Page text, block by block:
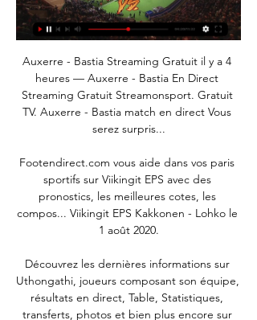
Auxerre - Bastia Streaming Gratuit il y a 4 heures — Auxerre - Bastia En Direct Streaming Gratuit Streamonsport. Gratuit TV. Auxerre - Bastia match en direct Vous serez surpris...

Footendirect.com vous aide dans vos paris sportifs sur Viikingit EPS avec des pronostics, les meilleures cotes, les compos... Viikingit EPS Kakkonen - Lohko le 1 août 2020.

Découvrez les dernières informations sur Uthongathi, joueurs composant son équipe, résultats en direct, Table, Statistiques, transferts, photos et bien plus encore sur BeSoccer

[LIVE] Suivez le score Yenisey Krasnoyarsk Ska-Khabarovsk en direct et résultat du match avec notre Livescore Football. Match de 1ère Division joué le 12/04/20 10:00.

Voir les infographies pour AS Nancy Lorraine vs Gazelec Ajaccio - Sporticos.com - statistiques footballistiques sous forme d'infographies. Plus de 60 championnats du monde entier

Auxerre - Bastia scores en direct, face-à-face et compositions Aucune chaine n'a été votée pour le pays sélectionné. Infos du match. Date et heure 24/02/2024 10:00. Stade Stade de l'Abbe-Deschamps. Localisation.

AJ Auxerre vs Bastia En direct Explorez les statistiques de AJ Auxerre vs Bastia live sur AiScore - Nous mettons à jour les numéros de cette page chaque seconde du jeu.

Toutes les bonnes adresses d'Associations / Divers à Labastide-Villefranche et liste des communes voisines, ( page 1) et près de chez vous. Retrouvez facilement les sites internet de l'activité d'association Autre de la catégorie Informations & Services page 1.

Les 25 premières villes du classement exclusif de L'Express pour la qualité de vie en 2018. L'Express. La réponse est simple : ces métropoles sont victimes de leur taille, mais surtout de leur.

tÉlÉcharges l'application officielle du saint jean de luz olympique. actualitÉs, calendrier, rÉsultats, match en direct. 1 2 photo officielle - saison 2019/2020. 06/09/2019

Quel que soit votre sport favori Carrefour Spectacles vous propose la place qu'il vous faut pour tous les championnats. Ne faites plus la queue devant le Stade de France pour assister à un match de foot ou une rencontre de rugby d'envergure internationale. Assistez, à la meilleure place, aux événements sportifs exceptionnels de l'Orange Vélodrome, ou autre lieu sportif.

En Direct / Live : Naples – Paris Saint-Germain, Ligue des champions de l’UEFA – 6 novembre 2018 à 19:00 . Ligue des champions de l’UEFA – Suivez en direct / live commenté la rencontre.

Bastia SC - Auxerre : Sur quelle chaine, à quelle heure Bastia SC - Auxerre est à suivre sur le direct Ligue 2 à partir de 19:00. Comment suivre le match sur Prime VidéoRegarder le match sur Prime Vidéo n'a jamais ...

Le RB Leipzig. Gúlacsi (5): Soirée LDC tranquille. Puis João Félix est rentré. Halstenberg (6): Savic a bien essayé de l’assommer. En vain. Upamecano (7): Red Bull donne des ailes… même aux défenseurs centraux. Klostermann (5) : Le tacle de trop qui vient gâcher son match.

2020-5-19 · L'université du Costa Rica (en espagnol : Universidad de Costa Rica ou UCR) est une université publique de la République du Costa Rica, en Amérique centrale, fondée en 1940 [1].Le campus le plus important Ciudad Universitaria Rodrigo Facio, est situé à San Pedro, dans la province de San José.C'est le plus ancien établissement universitaire costaricien [2] et environ 39 000 étudiants.

Accédez aux radios en direct. Écouter toutes les stations FM de France en live maintenant sur votre ordinateur, tablette et smartphone. ECOUTER LA RADIO ; TOP 15 radios ; BLOG . Les radios les plus écoutées. Émissions-débats. Écouter RMC en direct. 4809522. Culture et histoire. Écouter France Inter en direct . 2840271. Chansons d'amour. Écouter Chérie FM en direct. 1571327. Hits.

Entre granit, calcaire et bois orné, la ville de Rennes se dessine pour vous faire vivre jour après jour les splendeurs d’hier et d’aujourd’hui. N'oubliez pas les événements sportifs Si on apprécie Rennes pour les matchs de football du Stade Rennais au Roazhon Park, la capitale bretonne n’est pas en reste lorsqu’il s’agit d’autres sports.

Ci-dessous nous vous proposons la prédiction pour le match de football Le Mans - Stade Lavallois, valable pour le championnat/coupe National, joué sur le 10/11/2018 jour.

À un jour de la demi-finale contre l’Olympique lyonnais (mercredi, 21h), le Bayern Munich récupère des forces. Le club bavarois peut compter sur le retour de Benjamin Pavard, présent à l.

OGC Nice Stade Brestois 29 résultats en direct (et la vidéo diffusion en direct streaming en ligne*) commence sur 21.2.2020. à 18:00 heure locale au Allianz Riviera stade, Nice, France dans Ligue 1 - …

Bastia SC - Auxerre : Sur quelle chaîne TV et à 25 nov. 2023 — Ce duel sera à suivre en direct à la télévision et Foot National vous dévoile dès maintenant où suivre ce match entre Bastia SC et Auxerre. La ...

Ces oppositions se déroulent en match à élimination directe, sur le terrain de l'équipe la mieux classée à l'issue de la phase qualificative. Les équipes vainqueurs des barrages sont qualifiées pour les 16e de finale du Championnat de France.

Manchester United, un « démon » du ballon rond ? Fondé en 1878, ce club aujourd’hui très populaire comptabilise un nombre de supporters et de trophées éloquent. Ses victoires nombreuses ont été remportées lors de championnats aussi prestigieux que variés : Coupe d’Angleterre, Coupe de la Ligue, Ligue des Champions, UEFA, Coupe du.

Photosmania un site pour les passionnés de photos, photographe professionnel, Bruno Collin vous invite à regarder ses photos.Son style photographique

(Télévision sportive-) regarder AJ Auxerre SC Bastia en dire il y a 3 heures — (Télévision sportive-) regarder AJ Auxerre SC Bastia en direct gratuit Auxerre - Bastia match en direct Live du Samedi 24 février 24/02/2024 ...

Bastia ⚽ match en direct à la TV • programme TV Foot Bastia calendrier. samedi 24 février 2024. ⚽ Foot • Ligue 2 sur L'Equipe. Auxerre / Bastia. Auxerre. Bastia. DIRECT. 19h00. L'Equipe. samedi 2 mars 2024. ⚽ ...

Acheter nos leggins fitness et pantalons de sport femme Roxy. Pour acheter nos shorts, leggings et pantalons de sport femme pas cher rendez-vous à la rubrique "Bons plans" de notre site. Il vous sera possible de payer par cartes bancaires, paypal ou par paiement sécurisé.

Ligue 2 : Auxerre - Bastia, quelle chaîne et quelle heure pour Sur quelle chaîne TV regarder Auxerre - Bastia ? Les supporters de Auxerre et Bastia pourront suivre la rencontre de Ligue 2 en direct texte sur notre site. La rencontre sera diffusé en direct à la télévision sur : Prime Video. Sur quelle chaîne TV regarder Auxerre - Bastia ? Les supporters de Auxerre et Bastia pourront suivre la rencontre de Ligue 2 en direct texte sur notre site. La rencontre sera diffusé en direct à la télévision sur : Prime Video. il y a 1 heure MadeinFoot.com MadeinFoot.com

Retrouvez l’intégralité des résultats et classements de fédérale 1, lors de cette 16e journée des 14/15 et 16 Février 2020. Poule 1 – Massy 46 / 0 Issoire – Rumilly 28 / 16 Drancy – Dijon 17 / 17 Suresnes – Vienne 24 / 16 Chambéry – Villefranche-sur-Saône 21 /20 Mâcon – Beaune 23 / 20 Villeurbanne Poule 2 – Nice 12 / 15 Aubenas – Bourg-en-Bresse 56 / 9.

Ligue 2 : Auxerre - Bastia, quelle chaîne et quelle heure pour 

C'est dans la bonne humeur que nos jeunes âgés de 9 à 12 ans se sont réunis mercredi au club house du stade de la Sauvegarde pour la remise individuelle du livret "Vis ta LIFE ".Après le lancement du set de table petit-déjeuner, du Pass'sport santé, initiatives axées sur la nutrition chez les jeunes, notre club poursuit sa collaboration avec l'entreprise Bayer en présentant ce nouveau.

Vous consultez actuellement la page : Ajaccio - Nancy Suivez le match Ajaccio - Nancy en direct (résumé, score et buts). Le résultat de ce match de championnat français entre AC Ajaccio (ACA) et AS Nancy-Lorraine (ASNL) est à suivre en live à partir de 20h00.

Auxerre - Bastia en direct - Ligue 2 - Saison 2023/2024 Auxerre - Bastia en direct, retrouvez le score, les commentaires, les buteurs, les passeurs, les statistiques détaillées, le classement et tous les ...

Auxerre - Bastia En direct - Ligue 2, 24/02/2024 19:00 Vivez le match de foot de Ligue 2 du 24/02/2024 19:00 entre Auxerre et Bastia en Direct 23/02 OFFICIELLigue 1 Le programme TV de la 26ème journée de L1. 23/02 ...

Pronostic Stabaek Bodoe/Glimt du 30/07/2020 en Eliteserien – Découvrez les pronostics, les statistiques, les compos et les meilleures cotes pour le match de Football Stabaek - Bodoe/Glimt réalisés par les experts sportifs de RueDesJoueurs, et tout ça gratuitement !

Vous trouverez aussi le maillot Manchester United enfant et le maillot Manchester United bébé dans notre boutique Manchester United en ligne, afin que la future génération puisse les porter aussi avec fierté. Vous êtes l'une des supporters des Red Devils ou une joueuse ? Vous pourrez bien sûr vous procurer le maillot Manchester United.

Coup de pouce à un jeune agriculteur bio lignérois Erwan Blottière, 28 ans, agriculteur fraîchement installé à Lignières-Orgères, est l’un des trois lauréats après l’appel à projet.

Auxerre - Bastia : quelle chaîne diffuse le match en direct Le match Auxerre - Bastia (Ligue 2) sera diffusé en direct le 24 février 2024 à 15h00 sur L'Equipe et Amazon Prime Video. Rediffusions de Auxerre - Bastia en ...

Avec les stades Thévenot, Labras et Brouhot, la ville possèdent alors trois enceintes [10]. Brouhot contient environ 1 500 places et subi des rénovations en 2010 [ 8 ] . Lors de l'élection de Mounire Lyame à la tête du VF18 en 2014, la mairie rappelle que le club reste résident à …

Footendirect.com vous aide dans vos paris sportifs sur Dandenong Thunder SC U20 Port Melbourne Sharks SC U20 avec des pronostics, les meilleures cotes, les compos... Dandenong Thunder SC U20 Port Melbourne Sharks SC U20 NPL Youth le 15 mars 2020.

PSG - Bayern Munich en direct Streaming 24-09-2017 -regarder-PSG-toulo Voir PSG - Bayern Munich